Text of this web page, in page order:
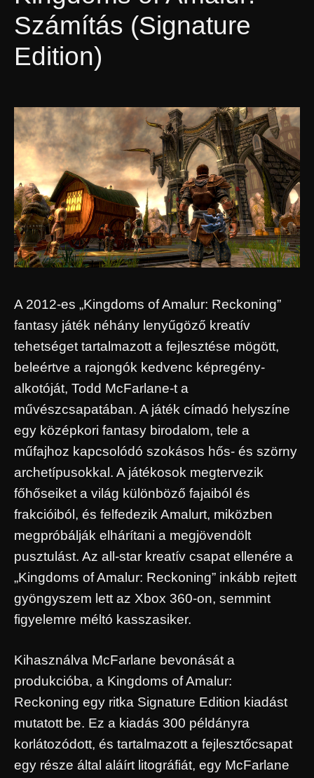
Számítás (Signature
Edition)
A 2012-es „Kingdoms of Amalur: Reckoning”
fantasy játék néhány lenyűgöző kreatív
tehetséget tartalmazott a fejlesztése mögött,
beleértve a rajongók kedvenc képregény-
alkotóját, Todd McFarlane-t a
művészcsapatában. A játék címadó helyszíne
egy középkori fantasy birodalom, tele a
műfajhoz kapcsolódó szokásos hős- és szörny
archetípusokkal. A játékosok megtervezik
főhőseiket a világ különböző fajaiból és
frakcióiból, és felfedezik Amalurt, miközben
megpróbálják elhárítani a megjövendölt
pusztulást. Az all-star kreatív csapat ellenére a
„Kingdoms of Amalur: Reckoning” inkább rejtett
gyöngyszem lett az Xbox 360-on, semmint
figyelemre méltó kasszasiker.
Kihasználva McFarlane bevonását a
produkcióba, a Kingdoms of Amalur:
Reckoning egy ritka Signature Edition kiadást
mutatott be. Ez a kiadás 300 példányra
korlátozódott, és tartalmazott a fejlesztőcsapat
egy része által aláírt litográfiát, egy McFarlane